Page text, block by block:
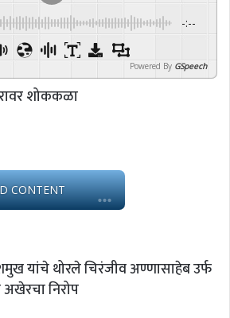
-:--
Powered By GSpeech
शोककळा
CONTENT
यांचे थोरले चिरंजीव अण्णासाहेब उर्फ
निरोप